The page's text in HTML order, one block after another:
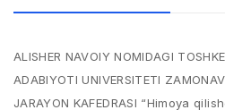
ALISHER NAVOIY NOMIDAGI
ADABIYOTI UNIVERSITETI
JARAYON KAFEDRASI “Himoya